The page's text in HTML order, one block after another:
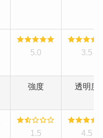
5.0 3.5
強度 透明度
1.5 4.5